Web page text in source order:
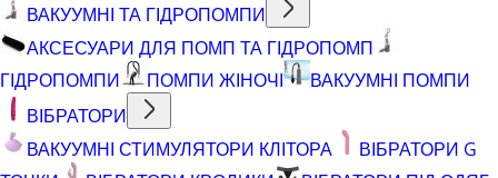
ВАКУУМНІ ТА ГІДРОПОМПИ
АКСЕСУАРИ ДЛЯ ПОМП ТА ГІДРОПОМП
ГІДРОПОМПИ
ПОМПИ ЖІНОЧІ
ВАКУУМНІ ПОМПИ
ВІБРАТОРИ
ВАКУУМНІ СТИМУЛЯТОРИ КЛІТОРА
ВІБРАТОРИ G